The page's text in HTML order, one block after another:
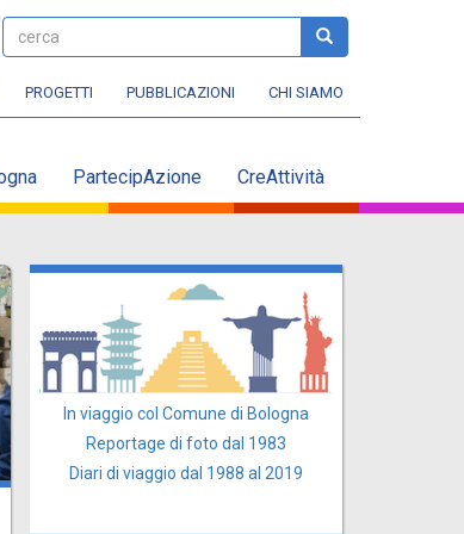
cerca cerca
PROGETTI PUBBLICAZIONI CHI SIAMO
PartecipAzione CreAttività
In viaggio col Comune di Bologna
Reportage di foto dal 1983
Diari di viaggio dal 1988 al 2019